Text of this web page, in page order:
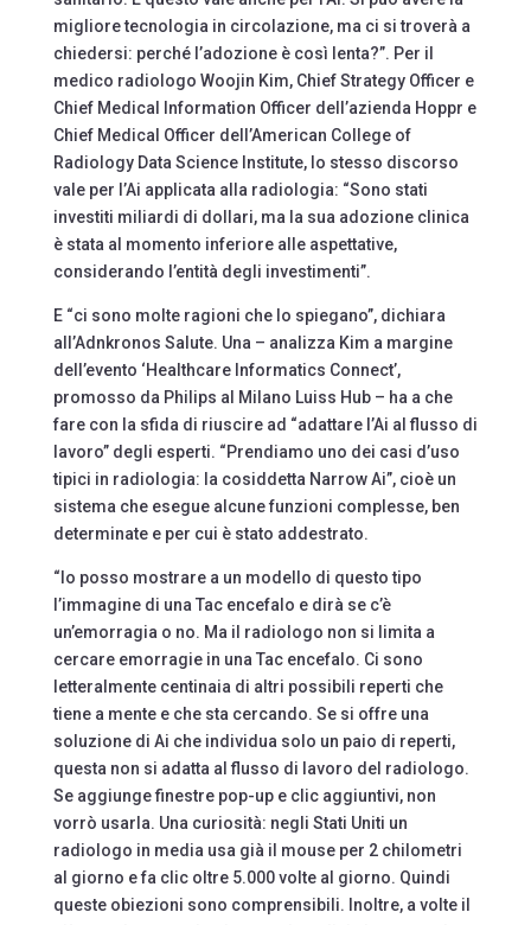
migliore tecnologia in circolazione, ma ci si troverà a
chiedersi: perché l’adozione è così lenta?”. Per il
medico radiologo Woojin Kim, Chief Strategy Officer e
Chief Medical Information Officer dell’azienda Hoppr e
Chief Medical Officer dell’American College of
Radiology Data Science Institute, lo stesso discorso
vale per l’Ai applicata alla radiologia: “Sono stati
investiti miliardi di dollari, ma la sua adozione clinica
è stata al momento inferiore alle aspettative,
considerando l’entità degli investimenti”.
E “ci sono molte ragioni che lo spiegano”, dichiara
all’Adnkronos Salute. Una – analizza Kim a margine
dell’evento ‘Healthcare Informatics Connect’,
promosso da Philips al Milano Luiss Hub – ha a che
fare con la sfida di riuscire ad “adattare l’Ai al flusso di
lavoro” degli esperti. “Prendiamo uno dei casi d’uso
tipici in radiologia: la cosiddetta Narrow Ai”, cioè un
sistema che esegue alcune funzioni complesse, ben
determinate e per cui è stato addestrato.
“Io posso mostrare a un modello di questo tipo
l’immagine di una Tac encefalo e dirà se c’è
un’emorragia o no. Ma il radiologo non si limita a
cercare emorragie in una Tac encefalo. Ci sono
letteralmente centinaia di altri possibili reperti che
tiene a mente e che sta cercando. Se si offre una
soluzione di Ai che individua solo un paio di reperti,
questa non si adatta al flusso di lavoro del radiologo.
Se aggiunge finestre pop-up e clic aggiuntivi, non
vorrò usarla. Una curiosità: negli Stati Uniti un
radiologo in media usa già il mouse per 2 chilometri
al giorno e fa clic oltre 5.000 volte al giorno. Quindi
queste obiezioni sono comprensibili. Inoltre, a volte il